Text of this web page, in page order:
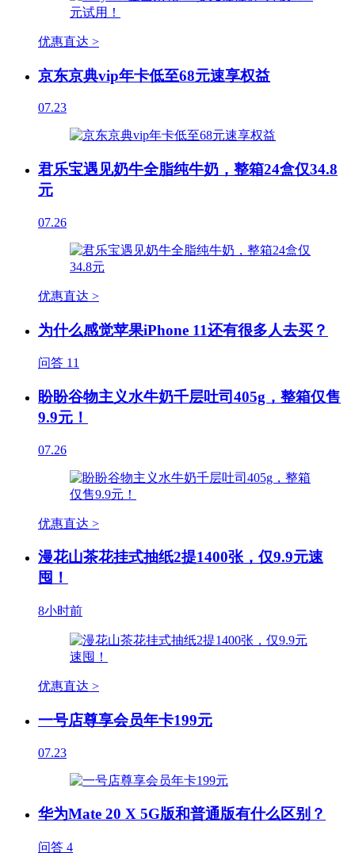
优惠直达 >
京东京典vip年卡低至68元速享权益
07.23
君乐宝遇见奶牛全脂纯牛奶，整箱24盒仅34.8
元
07.26
优惠直达 >
为什么感觉苹果iPhone 11还有很多人去买？
问答 11
盼盼谷物主义水牛奶千层吐司405g，整箱仅售
9.9元！
07.26
优惠直达 >
漫花山茶花挂式抽纸2提1400张，仅9.9元速
囤！
8小时前
优惠直达 >
一号店尊享会员年卡199元
07.23
华为Mate 20 X 5G版和普通版有什么区别？
问答 4